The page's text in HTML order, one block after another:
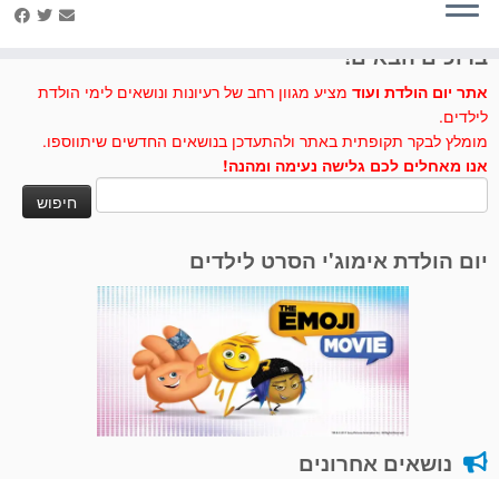
ברוכים הבאים!
אתר יום הולדת ועוד מציע מגוון רחב של רעיונות ונושאים לימי הולדת
לילדים.
מומלץ לבקר תקופתית באתר ולהתעדכן בנושאים החדשים שיתווספו.
אנו מאחלים לכם גלישה נעימה ומהנה!
יום הולדת אימוג'י הסרט לילדים
נושאים אחרונים